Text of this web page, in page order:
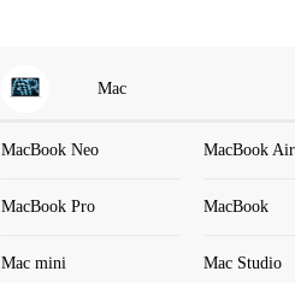
Mac
MacBook Neo MacBook Air
MacBook Pro MacBook
Mac mini Mac Studio